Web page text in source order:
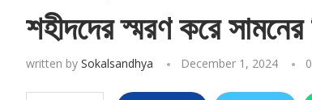
শহীদদের স্মরণ করে
written by Sokalsandhya December 1, 2024